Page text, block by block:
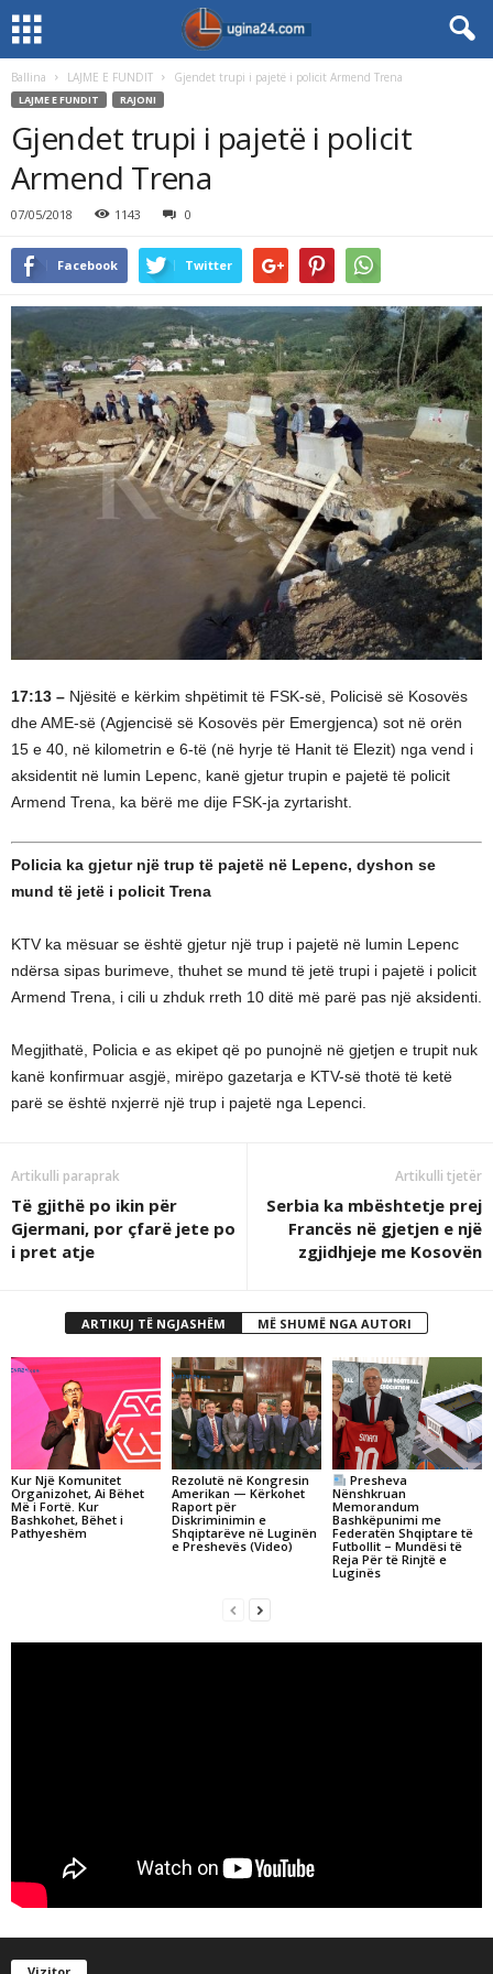
Ballina LAJME E FUNDIT Gjendet trupi i pajetë i policit Armend Trena
LAJME E FUNDIT RAJONI
Gjendet trupi i pajetë i policit
Armend Trena
07/05/2018 1143 0
Facebook Twitter
17:13 – Njësitë e kërkim shpëtimit të FSK-së, Policisë së Kosovës
dhe AME-së (Agjencisë së Kosovës për Emergjenca) sot në orën
15 e 40, në kilometrin e 6-të (në hyrje të Hanit të Elezit) nga vend i
aksidentit në lumin Lepenc, kanë gjetur trupin e pajetë të policit
Armend Trena, ka bërë me dije FSK-ja zyrtarisht.
Policia ka gjetur një trup të pajetë në Lepenc, dyshon se
mund të jetë i policit Trena
KTV ka mësuar se është gjetur një trup i pajetë në lumin Lepenc
ndërsa sipas burimeve, thuhet se mund të jetë trupi i pajetë i policit
Armend Trena, i cili u zhduk rreth 10 ditë më parë pas një aksidenti.
Megjithatë, Policia e as ekipet që po punojnë në gjetjen e trupit nuk
kanë konfirmuar asgjë, mirëpo gazetarja e KTV-së thotë të ketë
parë se është nxjerrë një trup i pajetë nga Lepenci.
Artikulli paraprak
Të gjithë po ikin për
Gjermani, por çfarë jete po
i pret atje
Artikulli tjetër
Serbia ka mbështetje prej
Francës në gjetjen e një
zgjidhjeje me Kosovën
ARTIKUJ TË NGJASHËM MË SHUMË NGA AUTORI
Kur Një Komunitet
Organizohet, Ai Bëhet
Më i Fortë. Kur
Bashkohet, Bëhet i
Pathyeshëm
Rezolutë në Kongresin
Amerikan — Kërkohet
Raport për
Diskriminimin e
Shqiptarëve në Luginën
e Preshevës (Video)
Presheva
Nënshkruan
Memorandum
Bashkëpunimi me
Federatën Shqiptare të
Futbollit – Mundësi të
Reja Për të Rinjtë e
Luginës